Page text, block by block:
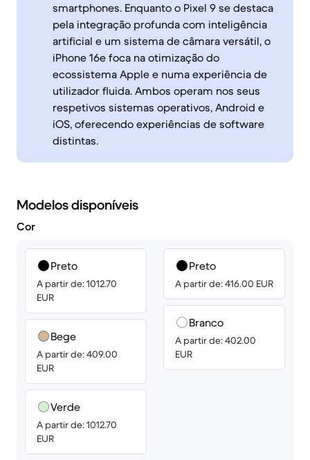
smartphones. Enquanto o Pixel 9 se destaca
pela integração profunda com inteligência
artificial e um sistema de câmara versátil, o
iPhone 16e foca na otimização do
ecossistema Apple e numa experiência de
utilizador fluida. Ambos operam nos seus
respetivos sistemas operativos, Android e
iOS, oferecendo experiências de software
distintas.
Modelos disponíveis
Cor
Preto
A partir de: 1012.70
EUR
Bege
A partir de: 409.00
EUR
Verde
A partir de: 1012.70
EUR
Preto
A partir de: 416.00 EUR
Branco
A partir de: 402.00
EUR